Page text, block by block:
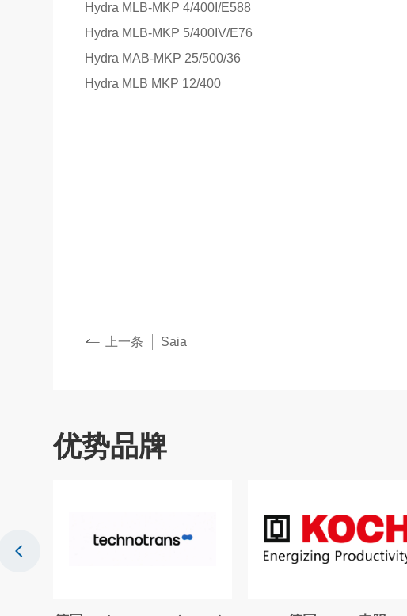
Hydra MLB-MKP 4/400I/E588
Hydra MLB-MKP 5/400IV/E76
Hydra MAB-MKP 25/500/36
Hydra MLB MKP 12/400
上一条 Saia
优势品牌